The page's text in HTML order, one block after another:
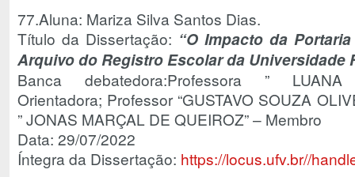
77.Aluna: Mariza Silva Santos Dias.
Título da Dissertação: “O Impacto da
Arquivo do Registro Escolar da Universidade
Banca debatedora:Professora ”
Orientadora; Professor “GUSTAVO SOUZA
” JONAS MARÇAL DE QUEIROZ” – Membro
Data: 29/07/2022
Íntegra da Dissertação: https://locus.ufv.br//